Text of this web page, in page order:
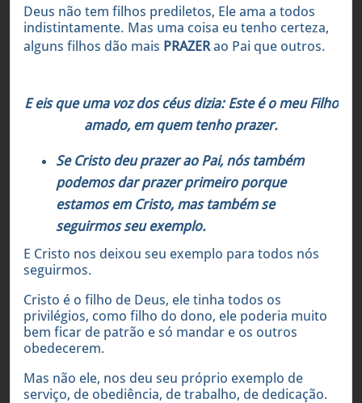
Deus não tem filhos prediletos, Ele ama a todos
indistintamente. Mas uma coisa eu tenho certeza,
alguns filhos dão mais PRAZER ao Pai que outros.
E eis que uma voz dos céus dizia: Este é o meu Filho
amado, em quem tenho prazer.
Se Cristo deu prazer ao Pai, nós também
podemosdar prazer primeiro porque
estamos em Cristo, mas também se
seguirmos seu exemplo.
E Cristo nos deixou seu exemplo para todos nós
seguirmos.
Cristo é o filho de Deus, ele tinha todos os
privilégios, como filho do dono, ele poderia muito
bem ficar de patrão e só mandar e os outros
obedecerem.
Mas não ele, nos deu seu próprio exemplo de
serviço, de obediência, de trabalho, de dedicação.